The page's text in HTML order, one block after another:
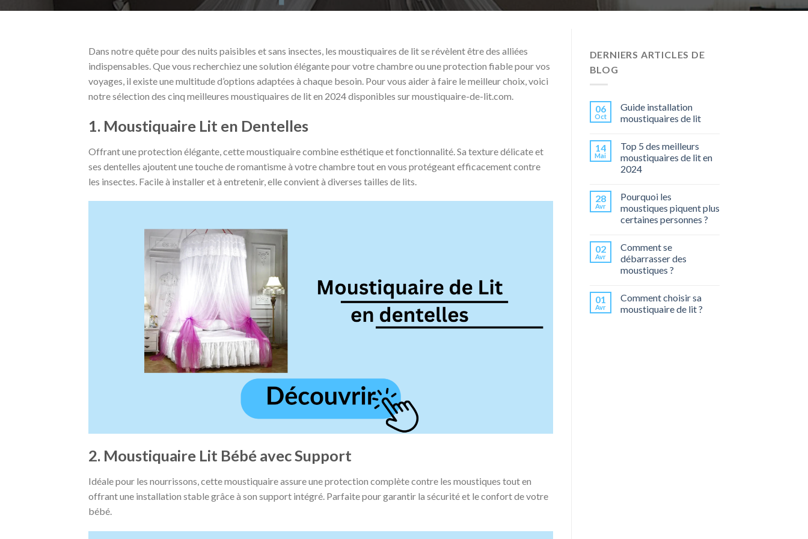
Dans notre quête pour des nuits paisibles et sans insectes, les moustiquaires de lit se révèlent être des alliées
indispensables. Que vous recherchiez une solution élégante pour votre chambre ou une protection fiable pour vos
voyages, il existe une multitude d’options adaptées à chaque besoin. Pour vous aider à faire le meilleur choix, voici
notre sélection des cinq meilleures moustiquaires de lit en 2024 disponibles sur moustiquaire-de-lit.com.
1. Moustiquaire Lit en Dentelles
Offrant une protection élégante, cette moustiquaire combine esthétique et fonctionnalité. Sa texture délicate et
ses dentelles ajoutent une touche de romantisme à votre chambre tout en vous protégeant efficacement contre
les insectes. Facile à installer et à entretenir, elle convient à diverses tailles de lits​.
2. Moustiquaire Lit Bébé avec Support
Idéale pour les nourrissons, cette moustiquaire assure une protection complète contre les moustiques tout en
offrant une installation stable grâce à son support intégré. Parfaite pour garantir la sécurité et le confort de votre
bébé​.
DERNIERS ARTICLES DE
BLOG
06
Oct
Guide installation
moustiquaires de lit
14
Mai
Top 5 des meilleurs
moustiquaires de lit en
2024
28
Avr
Pourquoi les
moustiques piquent plus
certaines personnes ?
02
Avr
Comment se
débarrasser des
moustiques ?
01
Avr
Comment choisir sa
moustiquaire de lit ?